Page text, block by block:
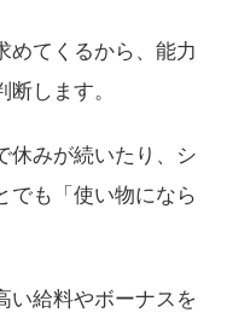
めてくるから、能力
します。
休みが続いたり、シ
でも「使い物になら
い給料やボーナスを